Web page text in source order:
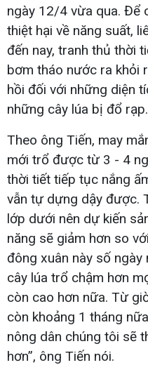
ngày 12/4 vừa qua. Để
thiệt hại về năng suất,
đến nay, tranh thủ thời
bơm tháo nước ra khỏi
hồi đối với những diện
những cây lúa bị đổ rạp.
Theo ông Tiến, may
mới trổ được từ 3 - 4
thời tiết tiếp tục nắng
vẫn tự dựng dậy được.
lớp dưới nên dự kiến
năng sẽ giảm hơn so
đông xuân này số ngày
cây lúa trổ chậm hơn
còn cao hơn nữa. Từ
còn khoảng 1 tháng
nông dân chúng tôi sẽ
hơn”, ông Tiến nói.